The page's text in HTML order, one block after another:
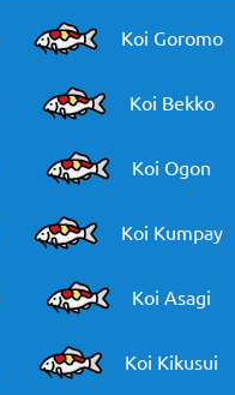
Koi Goromo
Koi Bekko
Koi Ogon
Koi Kumpay
Koi Asagi
Koi Kikusui